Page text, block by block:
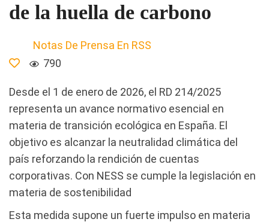
de la huella de carbono
Notas De Prensa En RSS
790
Desde el 1 de enero de 2026, el RD 214/2025
representa un avance normativo esencial en
materia de transición ecológica en España. El
objetivo es alcanzar la neutralidad climática del
país reforzando la rendición de cuentas
corporativas. Con NESS se cumple la legislación en
materia de sostenibilidad
Esta medida supone un fuerte impulso en materia